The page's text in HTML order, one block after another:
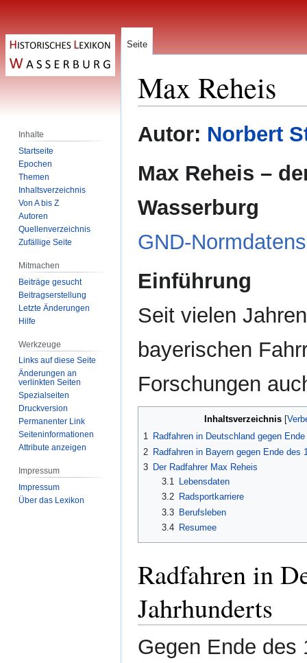
Max Reheis
Zur
Navigation
Zur
Suche
Autor: Norbert
Max Reheis –
Wasserburg
GND-
Einführung
Seit vielen
bayerischen
Forschungen
Inhaltsverzeichnis
1 Radfahren in Deutschland gegen
2 Radfahren in Bayern gegen Ende des
3 Der Radfahrer Max Reheis
3.1
Lebensdaten
3.2
Radsportkarriere
3.3
Berufsleben
3.4
Resumee
Radfahren in
Jahrhunderts
Gegen Ende des
Seite
Inhalte
Startseite
Epochen
Themen
Inhaltsverzeichnis
Von A bis Z
Autoren
Quellenverzeichnis
Zufällige Seite
Mitmachen
Beiträge gesucht
Beitragserstellung
Letzte Änderungen
Hilfe
Werkzeuge
Links auf diese Seite
Änderungen an
verlinkten Seiten
Spezialseiten
Druckversion
Permanenter Link
Seiten­­informationen
Attribute anzeigen
Impressum
Impressum
Über das Lexikon